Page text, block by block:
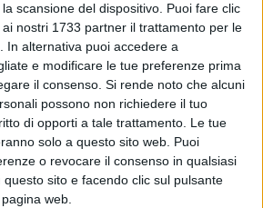
scansione del dispositivo. Puoi fare clic
nostri 1733 partner il trattamento per le
In alternativa puoi accedere a
e modificare le tue preferenze prima
il consenso. Si rende noto che alcuni
possono non richiedere il tuo
di opporti a tale trattamento. Le tue
solo a questo sito web. Puoi
o revocare il consenso in qualsiasi
sito e facendo clic sul pulsante
web.
16, poco dopo lo svincolo Bisceglie
in direzione nord.
un notevole rallentamento del traffico,
per diversi chilometri. Al
disponibili dettagli sui veicoli
di eventuali feriti. Sul posto sono
le forze dell'ordine per gestire la
la normale viabilità. Si consiglia agli
itinerari alternativi per evitare